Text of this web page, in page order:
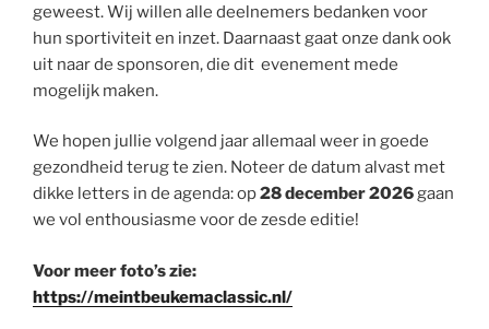
geweest. Wij willen alle deelnemers bedanken voor
hun sportiviteit en inzet. Daarnaast gaat onze dank ook
uit naar de sponsoren, die dit evenement mede
mogelijk maken.
We hopen jullie volgend jaar allemaal weer in goede
gezondheid terug te zien. Noteer de datum alvast met
dikke letters in de agenda: op28 december 2026gaan
we vol enthousiasme voor de zesde editie!
Voor meer foto’s zie:
https://meintbeukemaclassic.nl/